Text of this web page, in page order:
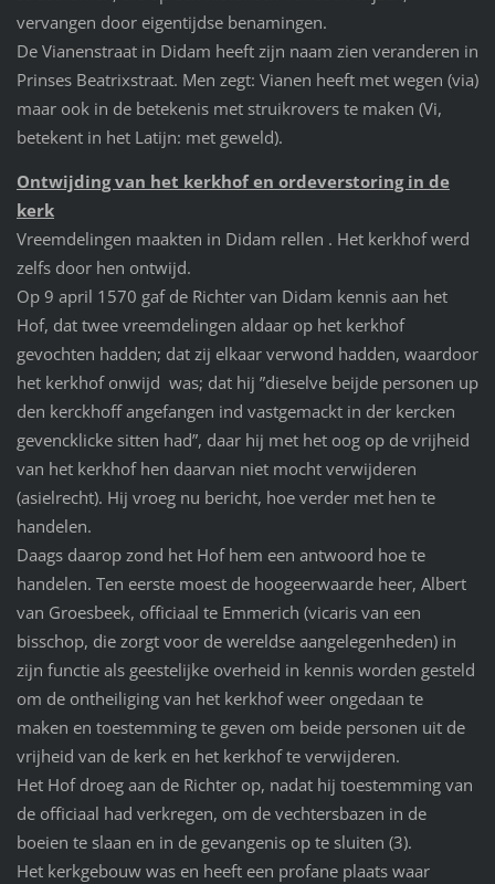
vervangen door eigentijdse benamingen.
De Vianenstraat in Didam heeft zijn naam zien veranderen in
Prinses Beatrixstraat. Men zegt: Vianen heeft met wegen (via)
maar ook in de betekenis met struikrovers te maken (Vi,
betekent in het Latijn: met geweld).
Ontwijding van het kerkhof en ordeverstoring in de
kerk
Vreemdelingen maakten in Didam rellen . Het kerkhof werd
zelfs door hen ontwijd.
Op 9 april 1570 gaf de Richter van Didam kennis aan het
Hof, dat twee vreemdelingen aldaar op het kerkhof
gevochten hadden; dat zij elkaar verwond hadden, waardoor
het kerkhof onwijd was; dat hij ”dieselve beijde personen up
den kerckhoff angefangen ind vastgemackt in der kercken
gevencklicke sitten had”, daar hij met het oog op de vrijheid
van het kerkhof hen daarvan niet mocht verwijderen
(asielrecht). Hij vroeg nu bericht, hoe verder met hen te
handelen.
Daags daarop zond het Hof hem een antwoord hoe te
handelen. Ten eerste moest de hoogeerwaarde heer, Albert
van Groesbeek, officiaal te Emmerich (vicaris van een
bisschop, die zorgt voor de wereldse aangelegenheden) in
zijn functie als geestelijke overheid in kennis worden gesteld
om de ontheiliging van het kerkhof weer ongedaan te
maken en toestemming te geven om beide personen uit de
vrijheid van de kerk en het kerkhof te verwijderen.
Het Hof droeg aan de Richter op, nadat hij toestemming van
de officiaal had verkregen, om de vechtersbazen in de
boeien te slaan en in de gevangenis op te sluiten (3).
Het kerkgebouw was en heeft een profane plaats waar